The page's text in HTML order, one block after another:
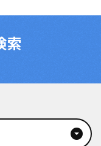
索
arrow_drop_down_circle